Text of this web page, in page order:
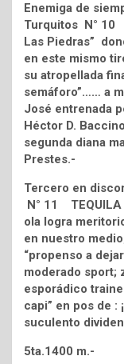
Enemiga de
Turquitos N° 10
Las Piedras”
en este mismo
su atropellada
semáforo”…… a
José entrenada
Héctor D.
segunda diana
Prestes.-
Tercero en
N° 11
ola logra
en nuestro
“propenso a
moderado sport;
esporádico
capi” en pos de :
suculento
5ta.1400 m.-